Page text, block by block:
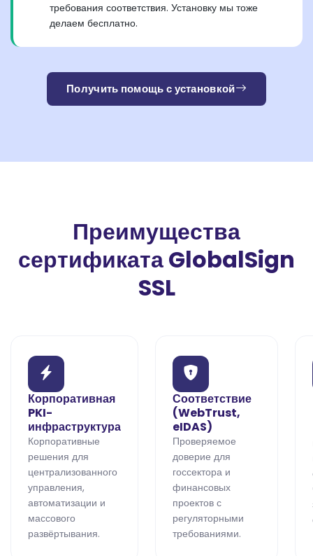
требования соответствия. Установку мы тоже
делаем бесплатно.
Получить помощь с установкой
Преимущества
сертификата GlobalSign
SSL
Корпоративная
PKI-
инфраструктура
Корпоративные
решения для
централизованного
управления,
автоматизации и
массового
развёртывания.
Соответствие
(WebTrust,
eIDAS)
Проверяемое
доверие для
госсектора и
финансовых
проектов с
регуляторными
требованиями.